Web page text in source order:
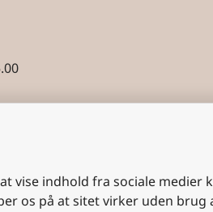
vise indhold fra sociale
os på at sitet virker uden brug